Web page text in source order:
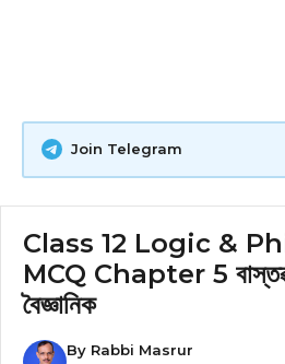
Join Telegram
Class 12 Logic &
MCQ Chapter 5
বৈজ্ঞানিক
By Rabbi Masrur